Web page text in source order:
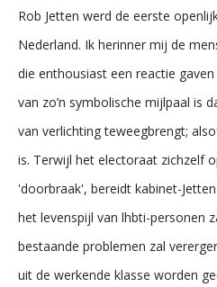
Rob Jetten werd de eerste
Nederland. Ik herinner mij de
die enthousiast een reactie
van zo’n symbolische mijlpaal is
van verlichting teweegbrengt;
is. Terwijl het electoraat zichzelf
'doorbraak', bereidt kabinet-
het levenspijl van lhbti-personen
bestaande problemen zal
uit de werkende klasse worden